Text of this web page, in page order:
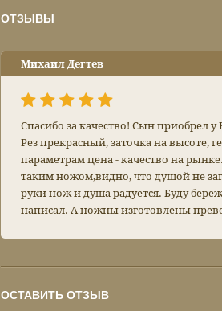
ОТЗЫВЫ
Михаил Дегтев
Спасибо за качество! Сын приобрел
Рез прекрасный, заточка на высоте,
параметрам цена - качество на
таким ножом,видно, что душой не
руки нож и душа радуется. Буду
написал. А ножны изготовлены
ОСТАВИТЬ ОТЗЫВ